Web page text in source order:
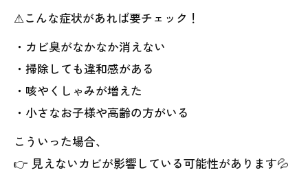
⚠こんな症状があれば要チェック！
・カビ臭がなかなか消えない
・掃除しても違和感がある
・咳やくしゃみが増えた
・小さなお子様や高齢の方がいる
こういった場合、
👉 見えないカビが影響している可能性があります💦